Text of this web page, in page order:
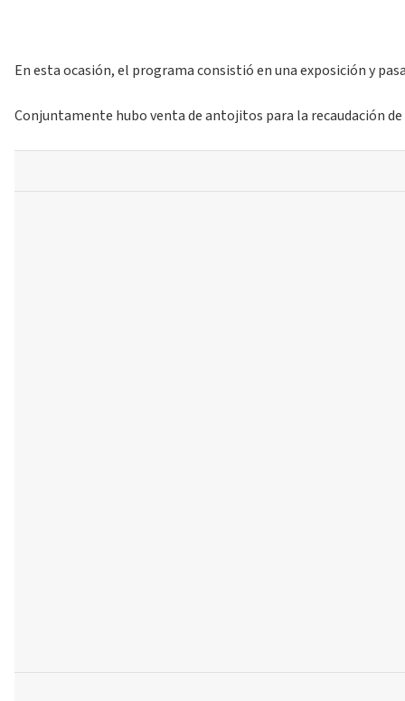
En esta ocasión, el programa consistió en una exposición y
Conjuntamente hubo venta de antojitos para la recaudación